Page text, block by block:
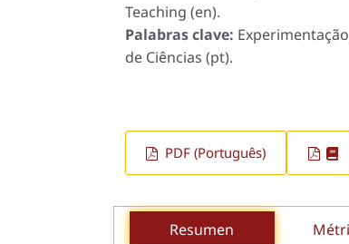
Teaching (en).
Palabras clave:
de Ciências (pt).
PDF (Português)
Resumen